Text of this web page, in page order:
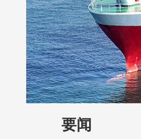
CCTV.节目官网
要闻